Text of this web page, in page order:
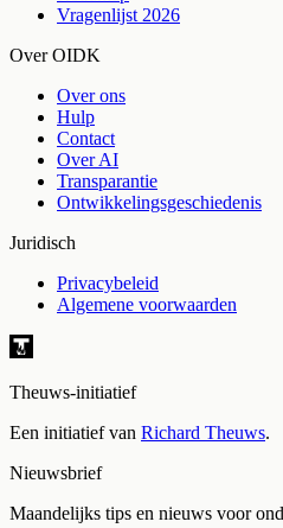
Vragenlijst 2026
Over OIDK
Over ons
Hulp
Contact
Over AI
Transparantie
Ontwikkelingsgeschiedenis
Juridisch
Privacybeleid
Algemene voorwaarden
Theuws-initiatief
Een initiatief van Richard Theuws.
Nieuwsbrief
Maandelijks tips en nieuws voor